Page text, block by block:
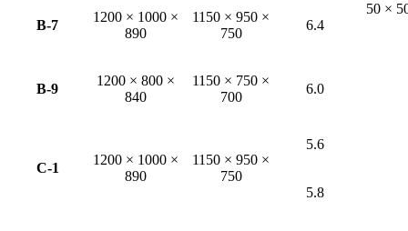
50 ×
B-7
1200 × 1000 ×
890
1150 × 950 ×
750
6.4
B-9
1200 × 800 ×
840
1150 × 750 ×
700
6.0
C-1
1200 × 1000 ×
890
1150 × 950 ×
750
5.6
5.8